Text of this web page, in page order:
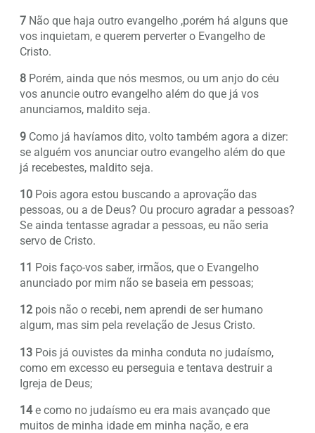
7 Não que haja outro evangelho ,porém há alguns que
vos inquietam, e querem perverter o Evangelho de
Cristo.
8 Porém, ainda que nós mesmos, ou um anjo do céu
vos anuncie outro evangelho além do que já vos
anunciamos, maldito seja.
9 Como já havíamos dito, volto também agora a dizer:
se alguém vos anunciar outro evangelho além do que
já recebestes, maldito seja.
10 Pois agora estou buscando a aprovação das
pessoas, ou a de Deus? Ou procuro agradar a pessoas?
Se ainda tentasse agradar a pessoas, eu não seria
servo de Cristo.
11 Pois faço-vos saber, irmãos, que o Evangelho
anunciado por mim não se baseia em pessoas;
12 pois não o recebi, nem aprendi de ser humano
algum, mas sim pela revelação de Jesus Cristo.
13 Pois já ouvistes da minha conduta no judaísmo,
como em excesso eu perseguia e tentava destruir a
Igreja de Deus;
14e como no judaísmo eu era mais avançado que
muitos de minha idade em minha nação, e era